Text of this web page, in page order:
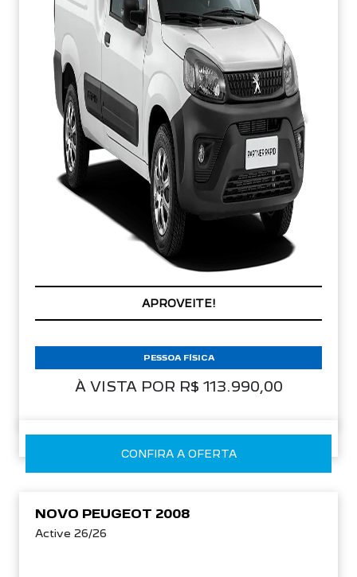
APROVEITE!
À VISTA POR R$ 113.990,00
PESSOA FÍSICA
CONFIRA A OFERTA
NOVO PEUGEOT 2008
Active 26/26